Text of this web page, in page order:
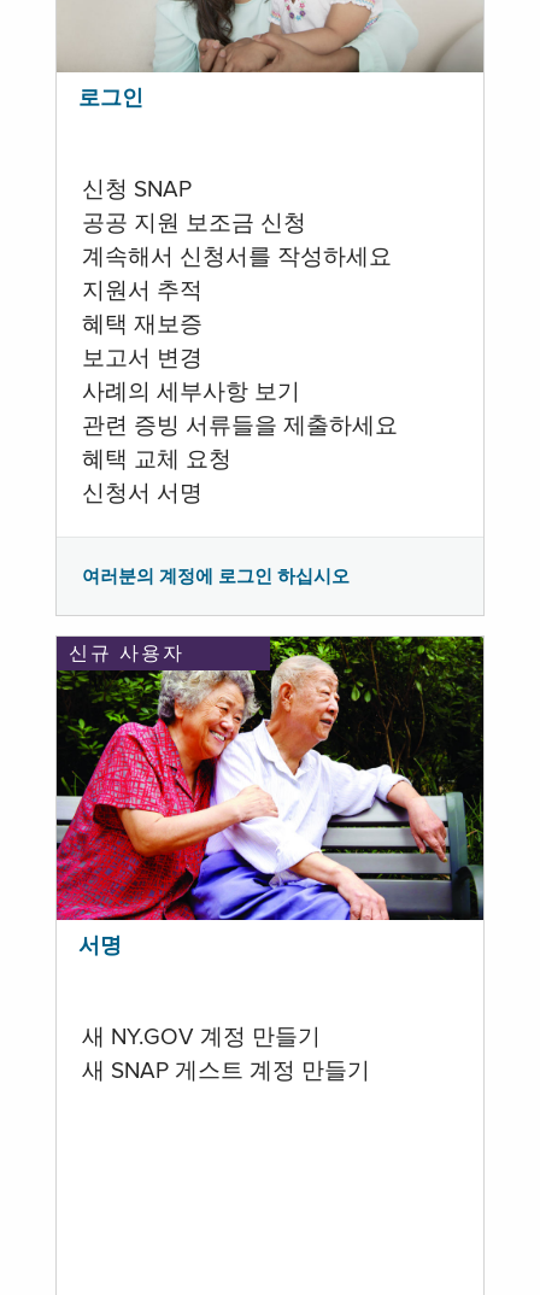
로그인
신청 SNAP
공공 지원 보조금 신청
계속해서 신청서를 작성하세요
지원서 추적
혜택 재보증
보고서 변경
사례의 세부사항 보기
관련 증빙 서류들을 제출하세요
혜택 교체 요청
신청서 서명
여러분의 계정에 로그인 하십시오
신규 사용자
서명
새 NY.GOV 계정 만들기
새 SNAP 게스트 계정 만들기